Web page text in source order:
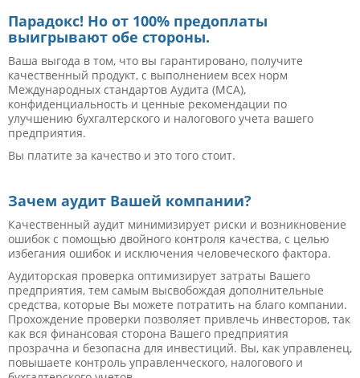
Парадокс! Но от 100% предоплаты
выигрывают обе стороны.
Ваша выгода в том, что вы гарантировано, получите
качественный продукт, с выполнением всех норм
Международных стандартов Аудита (МСА),
конфиденциальность и ценные рекомендации по
улучшению бухгалтерского и налогового учета вашего
предприятия.
Вы платите за качество и это того стоит.
Зачем аудит Вашей компании?
Качественный аудит минимизирует риски и возникновение
ошибок с помощью двойного контроля качества, с целью
избегания ошибок и исключения человеческого фактора.
Аудиторская проверка оптимизирует затраты Вашего
предприятия, тем самым высвобождая дополнительные
средства, которые Вы можете потратить на благо компании.
Прохождение проверки позволяет привлечь инвесторов, так
как вся финансовая сторона Вашего предприятия
прозрачна и безопасна для инвестиций. Вы, как управленец,
повышаете контроль управленческого, налогового и